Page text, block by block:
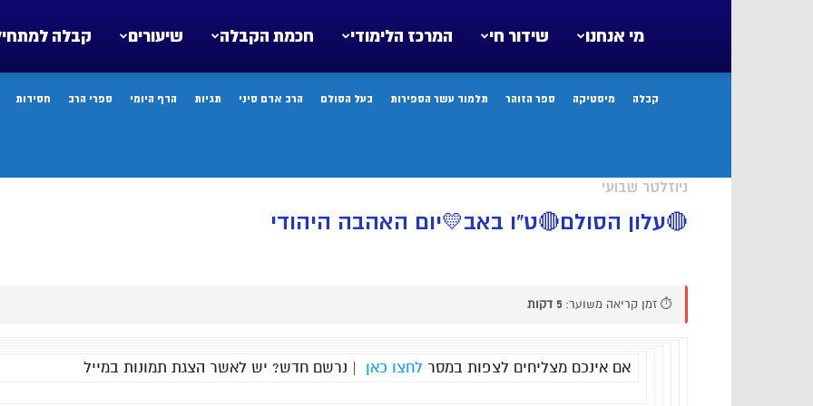
קבלה שיעורים חכמת הקבלה המרכז הלימודי שידור חי מי אנחנו
קבלה מיסטיקה ספר הזוהר תלמוד עשר הספירות בעל הסולם הרב אדם סיני תגיות הדף היומי ספרי הרב חסידות
ניוזלטר שבועי
🔴עלון הסולם🔴ט”ו באב💛יום האהבה היהודי
⏱️ זמן קריאה משוער: 5 דקות
אם אינכם מצליחים לצפות במסר לחצו כאן | נרשם חדש? יש לאשר הצגת תמונות במייל